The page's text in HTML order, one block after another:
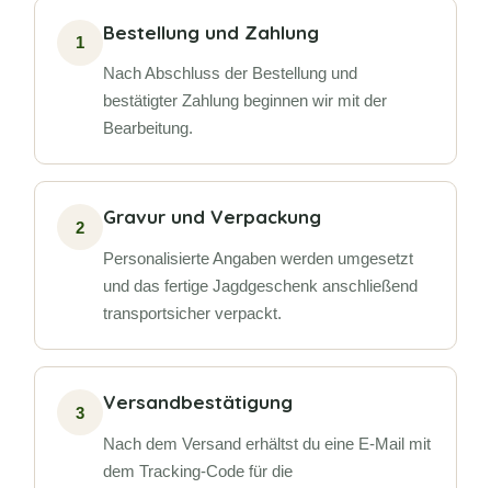
1 Bestellung und Zahlung
Nach Abschluss der Bestellung und
bestätigter Zahlung beginnen wir mit der
Bearbeitung.
2 Gravur und Verpackung
Personalisierte Angaben werden umgesetzt
und das fertige Jagdgeschenk anschließend
transportsicher verpackt.
3 Versandbestätigung
Nach dem Versand erhältst du eine E-Mail mit
dem Tracking-Code für die